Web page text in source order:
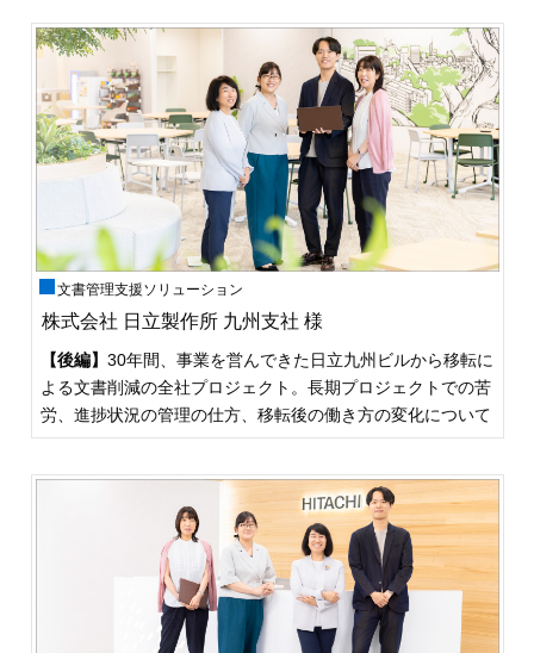
文書管理支援ソリューション
株式会社 日立製作所 九州支社 様
【後編】30年間、事業を営んできた日立九州ビルから移転に
よる文書削減の全社プロジェクト。長期プロジェクトでの苦
労、進捗状況の管理の仕方、移転後の働き方の変化について